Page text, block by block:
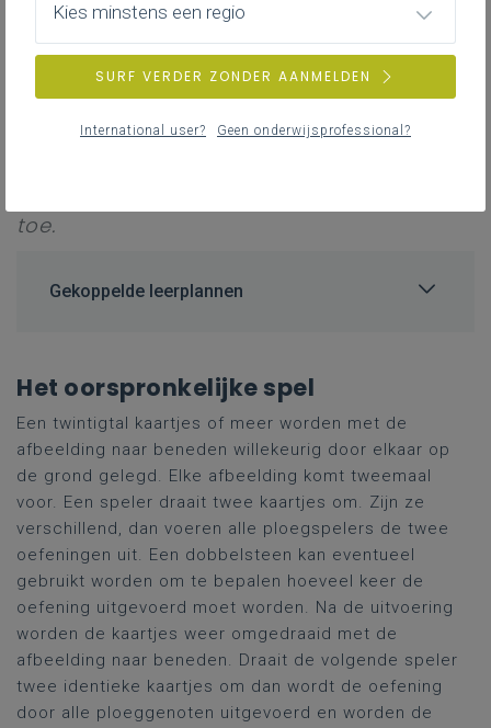
kan je spelend leren, spelend inoefenen of
kampend spelen. Een dankbare methodiek
om het spelelement ook binnen te
gymnastiek is het ombouwen van
toe.
Gekoppelde leerplannen
Het oorspronkelijke spel
Een twintigtal kaartjes of meer worden met de
afbeelding naar beneden willekeurig door elkaar op
de grond gelegd. Elke afbeelding komt tweemaal
voor. Een speler draait twee kaartjes om. Zijn ze
verschillend, dan voeren alle ploegspelers de twee
oefeningen uit. Een dobbelsteen kan eventueel
gebruikt worden om te bepalen hoeveel keer de
oefening uitgevoerd moet worden. Na de uitvoering
worden de kaartjes weer omgedraaid met de
afbeelding naar beneden. Draait de volgende speler
twee identieke kaartjes om dan wordt de oefening
door alle ploeggenoten uitgevoerd en worden de
Kies minstens een regio
SURF VERDER ZONDER AANMELDEN
International user? Geen onderwijsprofessional?